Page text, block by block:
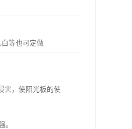
等也可定做
害，使阳光板的使
。